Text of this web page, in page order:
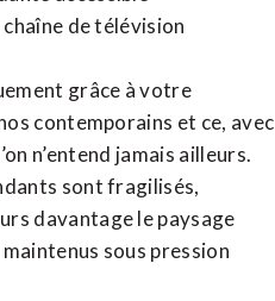
chaîne de télévision
grâce à votre
contemporains et ce, avec
n’entend jamais ailleurs.
sont fragilisés,
davantage le paysage
sous pression